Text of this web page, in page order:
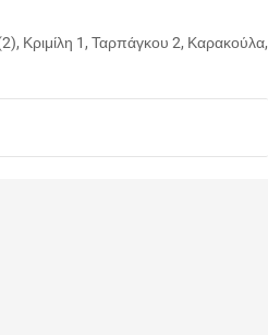
Κριμίλη 1, Ταρπάγκου 2, Καρακούλα,